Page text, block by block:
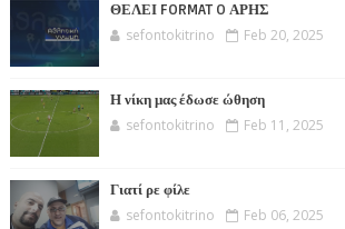
ΘΕΛΕΙ FORMAT O ΑΡΗΣ
sefontokitrino Feb 20, 2025
Η νίκη μας έδωσε ώθηση
sefontokitrino Feb 11, 2025
Γιατί ρε φίλε
sefontokitrino Feb 06, 2025